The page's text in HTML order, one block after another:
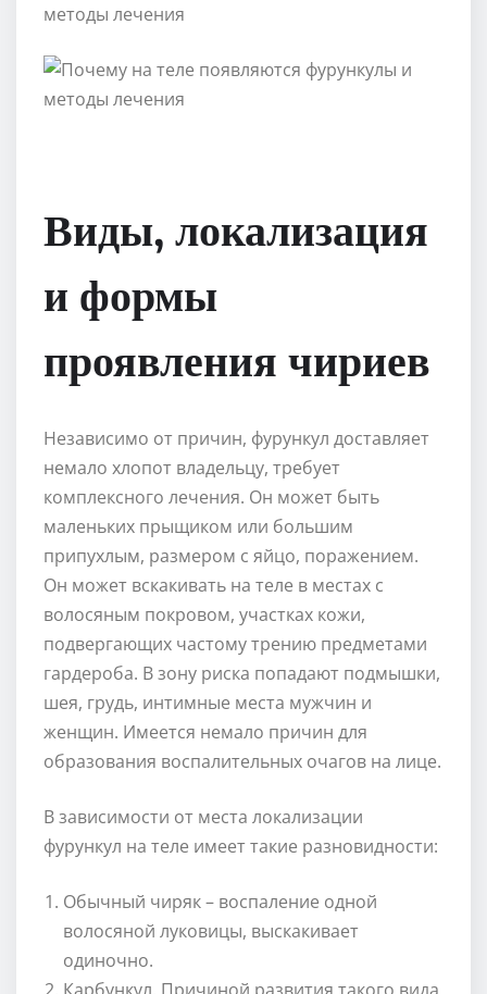
Виды, локализация
и формы
проявления чириев
Независимо от причин, фурункул доставляет
немало хлопот владельцу, требует
комплексного лечения. Он может быть
маленьких прыщиком или большим
припухлым, размером с яйцо, поражением.
Он может вскакивать на теле в местах с
волосяным покровом, участках кожи,
подвергающих частому трению предметами
гардероба. В зону риска попадают подмышки,
шея, грудь, интимные места мужчин и
женщин. Имеется немало причин для
образования воспалительных очагов на лице.
В зависимости от места локализации
фурункул на теле имеет такие разновидности:
Обычный чиряк – воспаление одной
волосяной луковицы, выскакивает
одиночно.